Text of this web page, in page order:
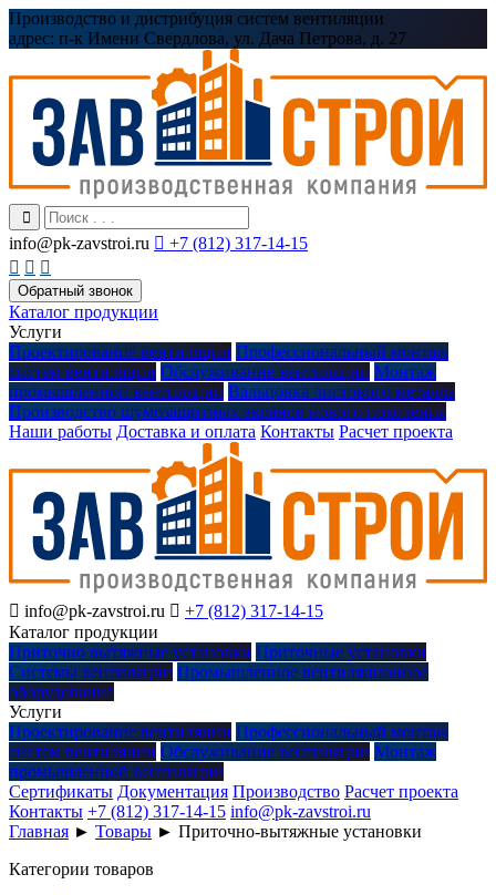
Производство и дистрибуция систем вентиляции
адрес: п-к Имени Свердлова, ул. Дача Петрова, д. 27
info@pk-zavstroi.ru  +7 (812) 317-14-15
  
Обратный звонок
Каталог продукции
Услуги
Проектирование вентиляции Профессиональный монтаж
систем вентиляции Обслуживание вентиляции Монтаж
промышленной вентиляции Вальцовка листового металла
Производство шумозащитных экранов нового поколения
Наши работы Доставка и оплата Контакты Расчет проекта
 info@pk-zavstroi.ru  +7 (812) 317-14-15
Каталог продукции
Приточно вытяжные установки Приточные установки
Системы вентиляции Промышленное вентиляционное
оборудование
Услуги
Проектирование вентиляции Профессиональный монтаж
систем вентиляции Обслуживание вентиляции Монтаж
промышленной вентиляции
Сертификаты Документация Производство Расчет проекта
Контакты +7 (812) 317-14-15 info@pk-zavstroi.ru
Главная ► Товары ► Приточно-вытяжные установки
Категории товаров